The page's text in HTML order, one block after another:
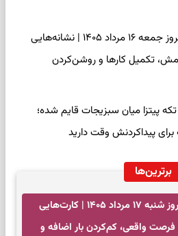
فال شمع امروز جمعه ۱۶ مرداد ۱۴۰۵ | نشانه‌هایی
تکمیل کارها و روشن‌کردن
پیتزا میان سبزیجات قایم شده؛
برترین‌ها
فال تاروت امروز شنبه ۱۷ مرداد ۱۴۰۵ | کارت‌هایی
واقعی، کم‌کردن بار اضافه و